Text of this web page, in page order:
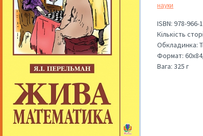
науки
ISBN: 978-966-
Кількість
Обкладинка:
Формат:
Вага: 325 г